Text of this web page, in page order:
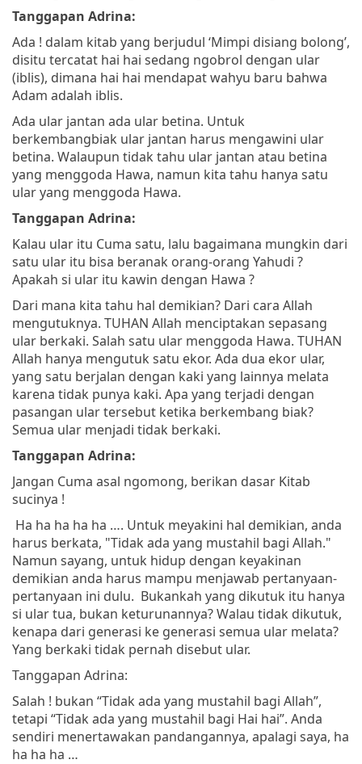
Tanggapan Adrina:
Ada ! dalam kitab yang berjudul ‘Mimpi disiang bolong’,
disitu tercatat hai hai sedang ngobrol dengan ular
(iblis), dimana hai hai mendapat wahyu baru bahwa
Adam adalah iblis.
Ada ular jantan ada ular betina. Untuk
berkembangbiak ular jantan harus mengawini ular
betina. Walaupun tidak tahu ular jantan atau betina
yang menggoda Hawa, namun kita tahu hanya satu
ular yang menggoda Hawa.
Tanggapan Adrina:
Kalau ular itu Cuma satu, lalu bagaimana mungkin dari
satu ular itu bisa beranak orang-orang Yahudi ?
Apakah si ular itu kawin dengan Hawa ?
Dari mana kita tahu hal demikian? Dari cara Allah
mengutuknya. TUHAN Allah menciptakan sepasang
ular berkaki. Salah satu ular menggoda Hawa. TUHAN
Allah hanya mengutuk satu ekor. Ada dua ekor ular,
yang satu berjalan dengan kaki yang lainnya melata
karena tidak punya kaki. Apa yang terjadi dengan
pasangan ular tersebut ketika berkembang biak?
Semua ular menjadi tidak berkaki.
Tanggapan Adrina:
Jangan Cuma asal ngomong, berikan dasar Kitab
sucinya !
Ha ha ha ha ha …. Untuk meyakini hal demikian, anda
harus berkata, "Tidak ada yang mustahil bagi Allah."
Namun sayang, untuk hidup dengan keyakinan
demikian anda harus mampu menjawab pertanyaan-
pertanyaan ini dulu. Bukankah yang dikutuk itu hanya
si ular tua, bukan keturunannya? Walau tidak dikutuk,
kenapa dari generasi ke generasi semua ular melata?
Yang berkaki tidak pernah disebut ular.
Tanggapan Adrina:
Salah ! bukan “Tidak ada yang mustahil bagi Allah”,
tetapi “Tidak ada yang mustahil bagi Hai hai”. Anda
sendiri menertawakan pandangannya, apalagi saya, ha
ha ha ha …